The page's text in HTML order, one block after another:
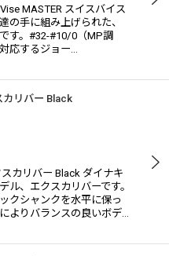
MASTER スイスバイス
の手に組み上げられた、
す。#32-#10/0（MP調
応するジョー…
カリバー Black
スカリバー Black ダイナキ
ル、エクスカリバーです。
クシャンクを水平に保っ
よりバランスの良いボデ…